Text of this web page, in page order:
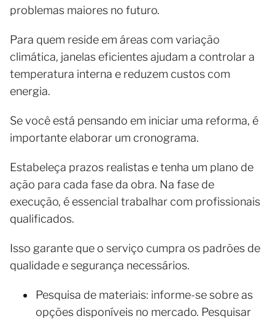
problemas maiores no futuro.
Para quem reside em áreas com variação
climática, janelas eficientes ajudam a controlar a
temperatura interna e reduzem custos com
energia.
Se você está pensando em iniciar uma reforma, é
importante elaborar um cronograma.
Estabeleça prazos realistas e tenha um plano de
ação para cada fase da obra. Na fase de
execução, é essencial trabalhar com profissionais
qualificados.
Isso garante que o serviço cumpra os padrões de
qualidade e segurança necessários.
Pesquisa de materiais: informe-se sobre as
opções disponíveis no mercado. Pesquisar